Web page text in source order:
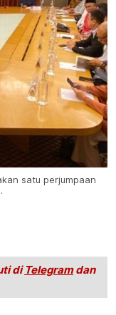
satu perjumpaan
di Telegramdan